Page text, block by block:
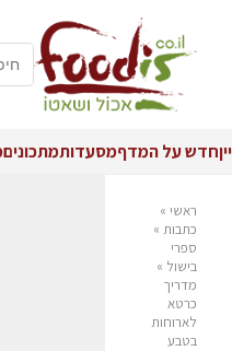
ייןחדש על המדףמסעדותמתכונים
ראשי »
כתבות »
ספרי
בישול »
מדריך
כרטא
לארוחות
בטבע